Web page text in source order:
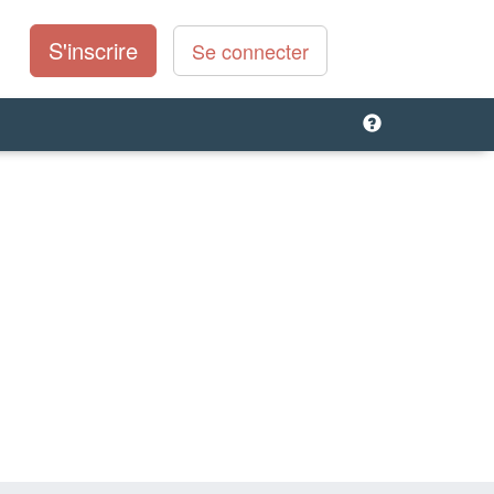
S'inscrire Se connecter